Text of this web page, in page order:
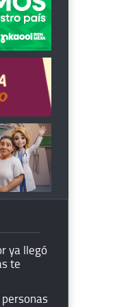
ya llegó
te